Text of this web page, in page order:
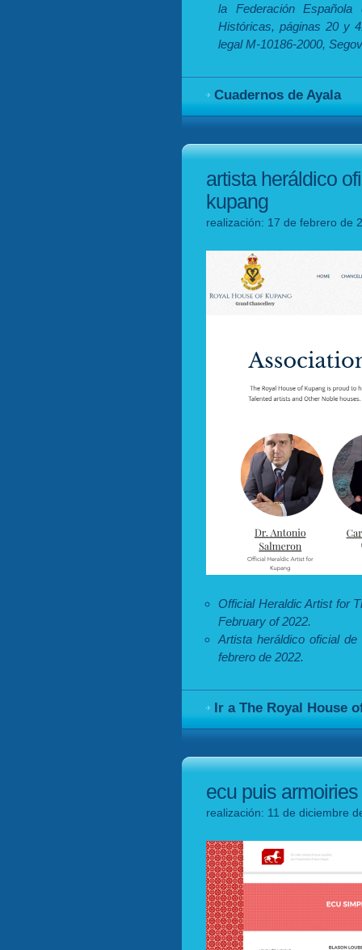
la Federación
Históricas, páginas 20 y
legal M-10186-2000,
Cuadernos de Ayala
artista heráldico
kupang
realización: 17 de febrero de
Official Heraldic Artist for
February of 2022.
Artista heráldico oficial
febrero de 2022.
Ir a The Royal House
ecu puis
realización: 11 de diciembre